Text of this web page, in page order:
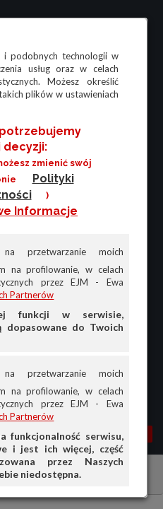
podobnych technologii w
usług oraz w celach
Możesz określić
plików w ustawieniach
decyzji:
zmienić swój
Polityki
)
Informacje
przetwarzanie moich
na profilowanie, w celach
przez EJM - Ewa
Partnerów
funkcji w serwisie,
dopasowane do Twoich
przetwarzanie moich
na profilowanie, w celach
przez EJM - Ewa
Partnerów
funkcjonalność serwisu,
i jest ich więcej, część
przez Naszych
niedostępna.
MOJA AG
Sprzedam